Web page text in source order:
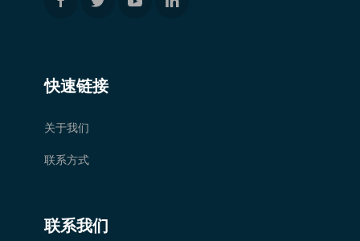
快速链接
关于我们
联系方式
联系我们